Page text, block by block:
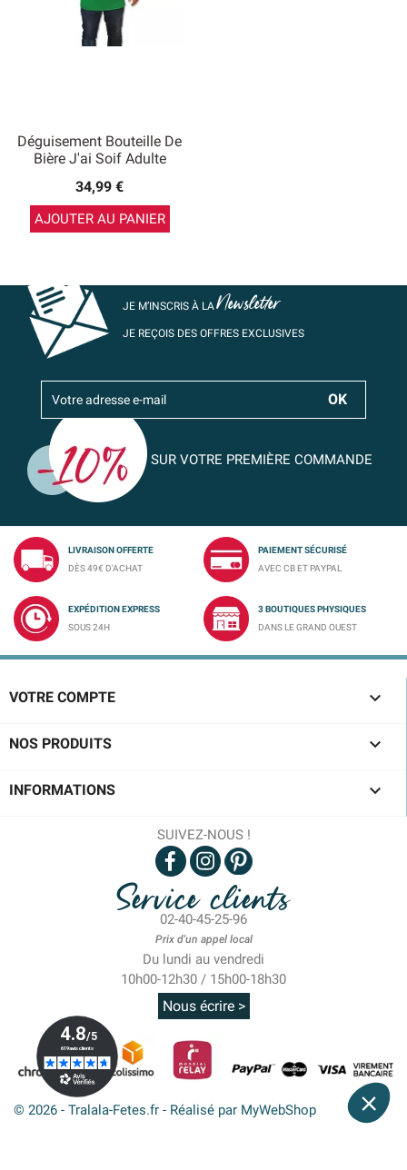
Déguisement Bouteille De
Bière J'ai Soif Adulte
34,99 €
AJOUTER AU PANIER
JE M’INSCRIS À LANewsletter
JE REÇOIS DES OFFRES EXCLUSIVES
SUR VOTRE PREMIÈRE COMMANDE
LIVRAISON OFFERTE
DÈS 49€ D'ACHAT
PAIEMENT SÉCURISÉ
AVEC CB ET PAYPAL
EXPÉDITION EXPRESS
SOUS 24H
3 BOUTIQUES PHYSIQUES
DANS LE GRAND OUEST
VOTRE COMPTE 
NOS PRODUITS 
INFORMATIONS 
SUIVEZ-NOUS !
Service clients
02-40-45-25-96
Prix d'un appel local
Du lundi au vendredi
10h00-12h30 / 15h00-18h30
Nous écrire >
© 2026 - Tralala-Fetes.fr - Réalisé par MyWebShop